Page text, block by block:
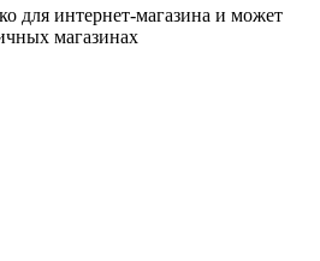
для интернет-магазина и может
магазинах